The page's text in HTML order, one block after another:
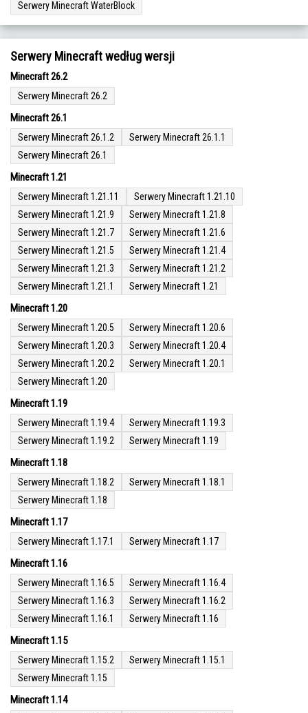
Serwery Minecraft WaterBlock
Serwery Minecraft według wersji
Minecraft 26.2
Serwery Minecraft 26.2
Minecraft 26.1
Serwery Minecraft 26.1.2
Serwery Minecraft 26.1.1
Serwery Minecraft 26.1
Minecraft 1.21
Serwery Minecraft 1.21.11
Serwery Minecraft 1.21.10
Serwery Minecraft 1.21.9
Serwery Minecraft 1.21.8
Serwery Minecraft 1.21.7
Serwery Minecraft 1.21.6
Serwery Minecraft 1.21.5
Serwery Minecraft 1.21.4
Serwery Minecraft 1.21.3
Serwery Minecraft 1.21.2
Serwery Minecraft 1.21.1
Serwery Minecraft 1.21
Minecraft 1.20
Serwery Minecraft 1.20.5
Serwery Minecraft 1.20.6
Serwery Minecraft 1.20.3
Serwery Minecraft 1.20.4
Serwery Minecraft 1.20.2
Serwery Minecraft 1.20.1
Serwery Minecraft 1.20
Minecraft 1.19
Serwery Minecraft 1.19.4
Serwery Minecraft 1.19.3
Serwery Minecraft 1.19.2
Serwery Minecraft 1.19
Minecraft 1.18
Serwery Minecraft 1.18.2
Serwery Minecraft 1.18.1
Serwery Minecraft 1.18
Minecraft 1.17
Serwery Minecraft 1.17.1 Serwery Minecraft 1.17
Minecraft 1.16
Serwery Minecraft 1.16.5
Serwery Minecraft 1.16.4
Serwery Minecraft 1.16.3
Serwery Minecraft 1.16.2
Serwery Minecraft 1.16.1
Serwery Minecraft 1.16
Minecraft 1.15
Serwery Minecraft 1.15.2
Serwery Minecraft 1.15.1
Serwery Minecraft 1.15
Minecraft 1.14